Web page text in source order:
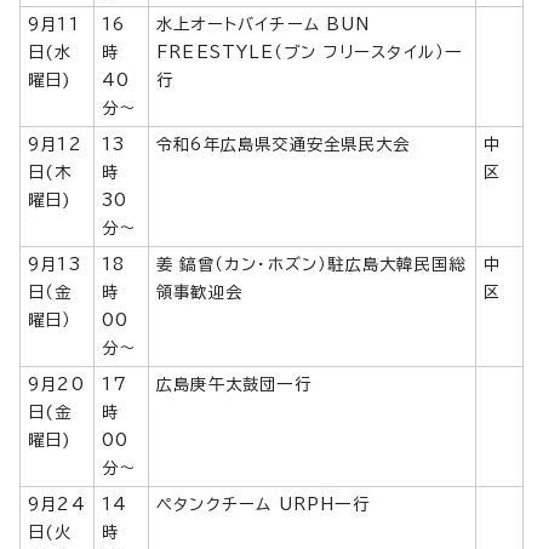
9月11
日(水
曜日)
16
時
40
分～
水上オートバイチーム BUN
FREESTYLE（ブン フリースタイル）一
行
9月12
日(木
曜日)
13
時
30
分～
令和6年広島県交通安全県民大会
中
区
9月13
日（金
曜日）
18
時
00
分～
姜 鎬曾（カン・ホズン）駐広島大韓民国総
領事歓迎会
中
区
9月20
日(金
曜日)
17
時
00
分～
広島庚午太鼓団一行
9月24
日(火
14
時
ペタンクチーム URPH一行